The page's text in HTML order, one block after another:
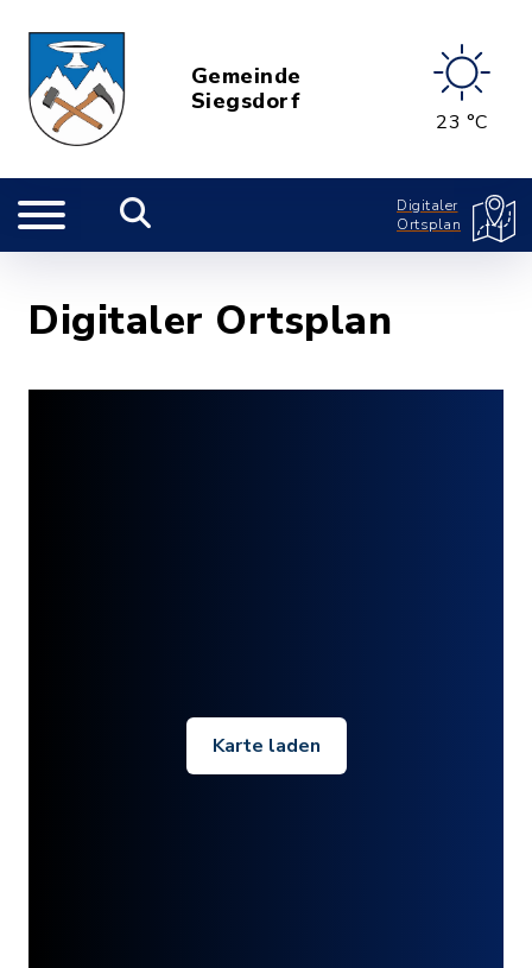
Gemeinde
Siegsdorf
23 °C
Digitaler
Ortsplan
Digitaler Ortsplan
Karte laden